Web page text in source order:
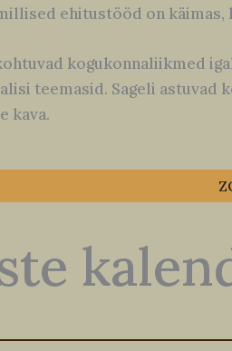
ehitustööd on
kogukonnaliikmed
teemasid. Sageli
kava.